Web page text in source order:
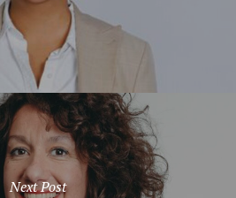
Next Post